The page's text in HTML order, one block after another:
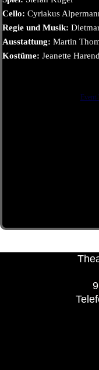
Cello: Cyriakus
Regie und Musik:
Ausstattung: Martin
Kostüme: Jeanette